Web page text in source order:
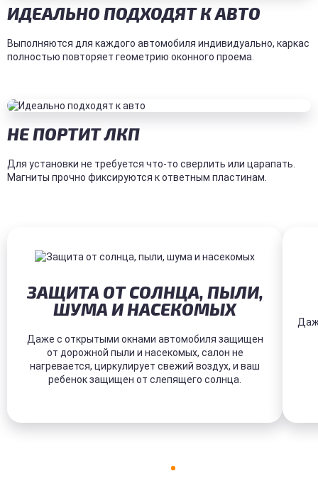
ИДЕАЛЬНО ПОДХОДЯТ К АВТО
Выполняются для каждого автомобиля индивидуально, каркас
полностью повторяет геометрию оконного проема.
НЕ ПОРТИТ ЛКП
Для установки не требуется что-то сверлить или царапать.
Магниты прочно фиксируются к ответным пластинам.
ЗАЩИТА ОТ СОЛНЦА, ПЫЛИ,
ШУМА И НАСЕКОМЫХ
Даже с открытыми окнами автомобиля защищен
от дорожной пыли и насекомых, салон не
нагревается, циркулирует свежий воздух, и ваш
ребенок защищен от слепящего солнца.